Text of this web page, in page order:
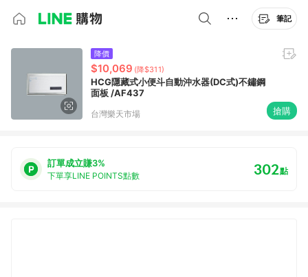
筆記
降價
$10,069 (降$311)
HCG隱藏式小便斗自動沖水器(DC式)不鏽鋼
面板 /AF437
台灣樂天市場 搶購
訂單成立賺3%
下單享LINE POINTS點數 302點